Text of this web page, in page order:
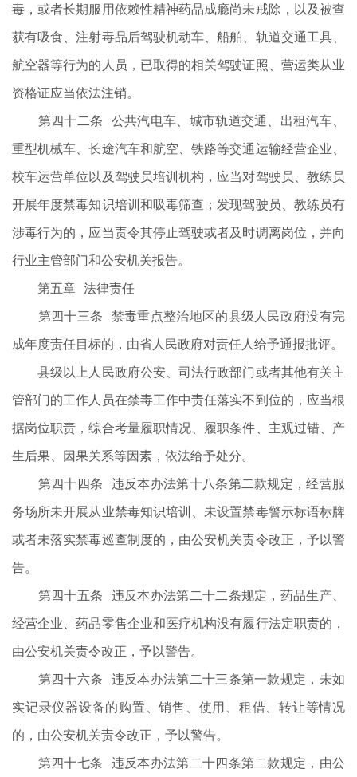
毒，或者长期服用依赖性精神药品成瘾尚未戒除，以及被查
获有吸食、注射毒品后驾驶机动车、船舶、轨道交通工具、
航空器等行为的人员，已取得的相关驾驶证照、营运类从业
资格证应当依法注销。
第四十二条 公共汽电车、城市轨道交通、出租汽车、
重型机械车、长途汽车和航空、铁路等交通运输经营企业、
校车运营单位以及驾驶员培训机构，应当对驾驶员、教练员
开展年度禁毒知识培训和吸毒筛查；发现驾驶员、教练员有
涉毒行为的，应当责令其停止驾驶或者及时调离岗位，并向
行业主管部门和公安机关报告。
第五章 法律责任
第四十三条 禁毒重点整治地区的县级人民政府没有完
成年度责任目标的，由省人民政府对责任人给予通报批评。
县级以上人民政府公安、司法行政部门或者其他有关主
管部门的工作人员在禁毒工作中责任落实不到位的，应当根
据岗位职责，综合考量履职情况、履职条件、主观过错、产
生后果、因果关系等因素，依法给予处分。
第四十四条 违反本办法第十八条第二款规定，经营服
务场所未开展从业禁毒知识培训、未设置禁毒警示标语标牌
或者未落实禁毒巡查制度的，由公安机关责令改正，予以警
告。
第四十五条 违反本办法第二十二条规定，药品生产、
经营企业、药品零售企业和医疗机构没有履行法定职责的，
由公安机关责令改正，予以警告。
第四十六条 违反本办法第二十三条第一款规定，未如
实记录仪器设备的购置、销售、使用、租借、转让等情况
的，由公安机关责令改正，予以警告。
第四十七条 违反本办法第二十四条第二款规定，由公